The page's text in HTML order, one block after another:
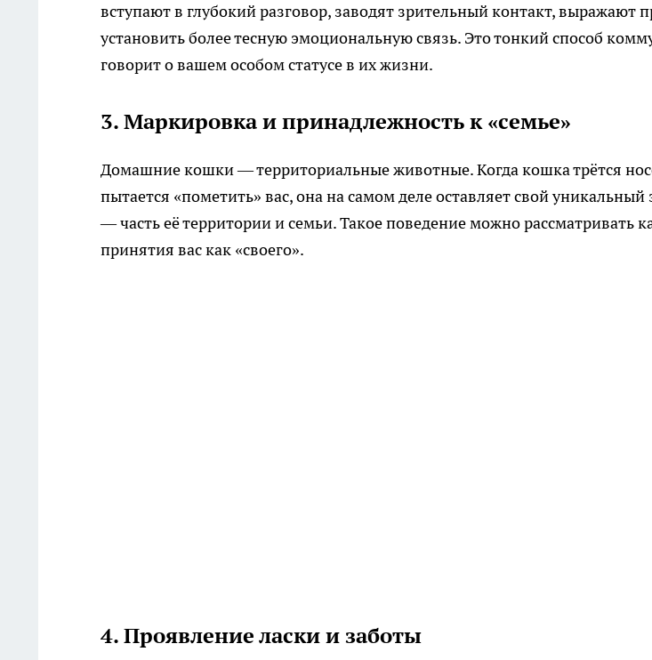
вступают в глубокий разговор, заводят зрительный контакт, выражают
установить более тесную эмоциональную связь. Это тонкий способ
говорит о вашем особом статусе в их жизни.
3. Маркировка и принадлежность к «семье»
Домашние кошки — территориальные животные. Когда кошка трётся
пытается «пометить» вас, она на самом деле оставляет свой уникальный
— часть её территории и семьи. Такое поведение можно рассматривать
принятия вас как «своего».
4. Проявление ласки и заботы